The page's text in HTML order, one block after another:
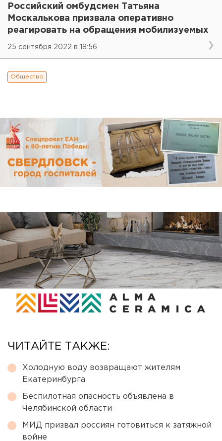
Российский омбудсмен Татьяна
Москалькова призвала оперативно
реагировать на обращения мобилизуемых
25 сентября 2022 в 18:56
Общество
ЧИТАЙТЕ ТАКЖЕ:
Холодную воду возвращают жителям
Екатеринбурга
Беспилотная опасность объявлена в
Челябинской области
МИД призвал россиян готовиться к затяжной
войне